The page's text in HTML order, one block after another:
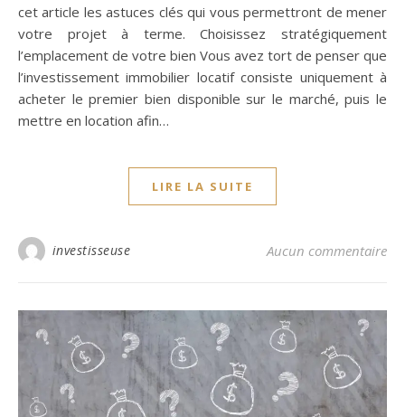
cet article les astuces clés qui vous permettront de mener
votre projet à terme. Choisissez stratégiquement
l’emplacement de votre bien Vous avez tort de penser que
l’investissement immobilier locatif consiste uniquement à
acheter le premier bien disponible sur le marché, puis le
mettre en location afin…
LIRE LA SUITE
investisseuse Aucun commentaire